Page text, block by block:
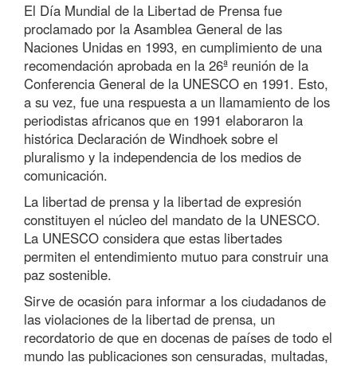
El Día Mundial de la Libertad de Prensa fue
proclamado por la Asamblea General de las
Naciones Unidas en 1993, en cumplimiento de una
recomendación aprobada en la 26ª reunión de la
Conferencia General de la UNESCO en 1991. Esto,
a su vez, fue una respuesta a un llamamiento de los
periodistas africanos que en 1991 elaboraron la
histórica Declaración de Windhoek sobre el
pluralismo y la independencia de los medios de
comunicación.
La libertad de prensa y la libertad de expresión
constituyen el núcleo del mandato de la UNESCO.
La UNESCO considera que estas libertades
permiten el entendimiento mutuo para construir una
paz sostenible.
Sirve de ocasión para informar a los ciudadanos de
las violaciones de la libertad de prensa, un
recordatorio de que en docenas de países de todo el
mundo las publicaciones son censuradas, multadas,